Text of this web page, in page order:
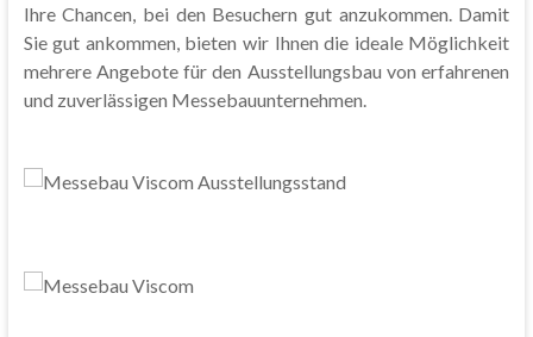
Ihre Chancen, bei den Besuchern gut anzukommen. Damit
Sie gut ankommen, bieten wir Ihnen die ideale Möglichkeit
mehrere Angebote für den Ausstellungsbau von erfahrenen
und zuverlässigen Messebauunternehmen.